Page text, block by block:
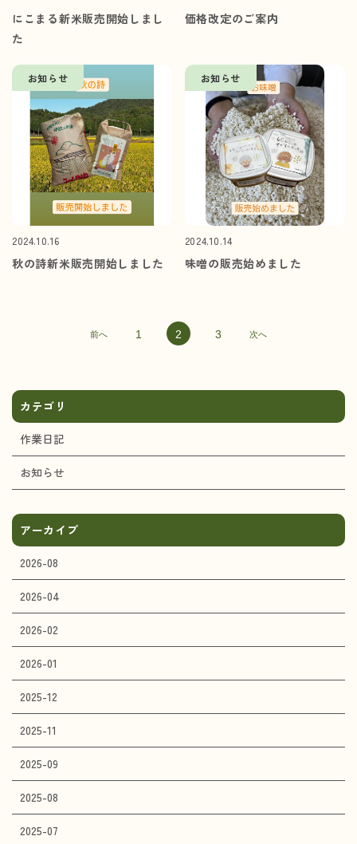
にこまる新米販売開始しまし
た
価格改定のご案内
お知らせ
2024.10.16
秋の詩新米販売開始しました
お知らせ
2024.10.14
味噌の販売始めました
前へ 1 2 3 次へ
カテゴリ
作業日記
お知らせ
アーカイブ
2026-08
2026-04
2026-02
2026-01
2025-12
2025-11
2025-09
2025-08
2025-07